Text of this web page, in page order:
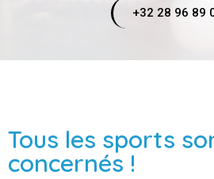
+32 28 96 89
Tous les sports
concernés !